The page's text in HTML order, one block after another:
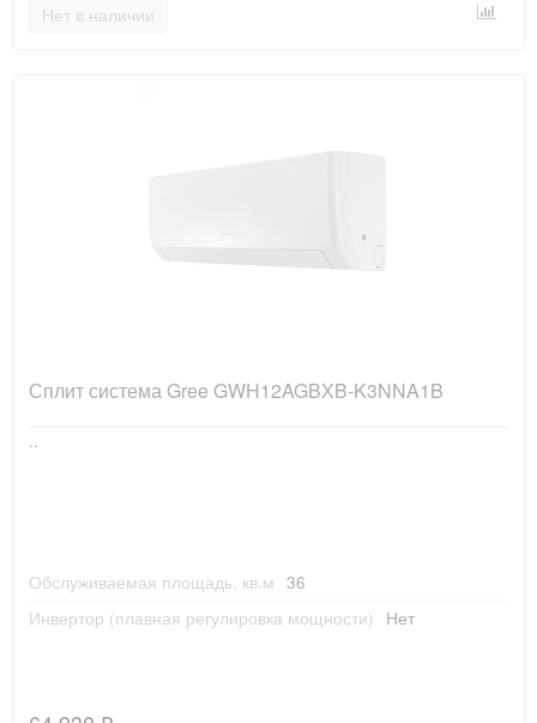
Нет в наличии
Сплит система Gree GWH12AGBXB-K3NNA1B
..
Обслуживаемая площадь, кв.м 36
Инвертор (плавная регулировка мощности)
Нет